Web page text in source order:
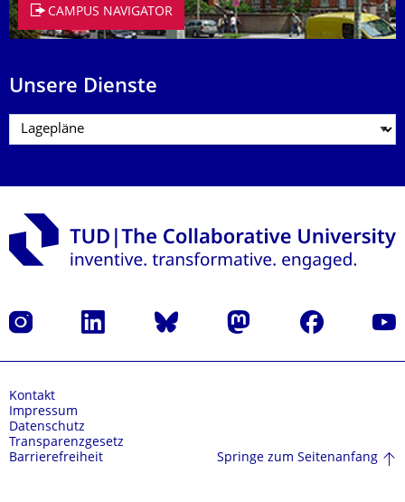
CAMPUS NAVIGATOR
Unsere Dienste
Instagram LinkedIn Bluesky Mastodon Facebook
Kontakt
Impressum
Datenschutz
Transparenzgesetz
Barrierefreiheit
Springe zum Seitenanfang